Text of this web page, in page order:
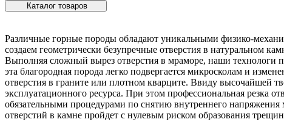
Каталог товаров
Различные горные породы обладают уникальными физико-
создаем геометрически безупречные отверстия в натуральном
Выполняя сложный вырез отверстия в мраморе, наши технологи
эта благородная порода легко подвергается микросколам и
отверстия в граните или плотном кварците. Ввиду высочайшей
эксплуатационного ресурса. При этом профессиональная резка
обязательными процедурами по снятию внутреннего
отверстий в камне пройдет с нулевым риском образования